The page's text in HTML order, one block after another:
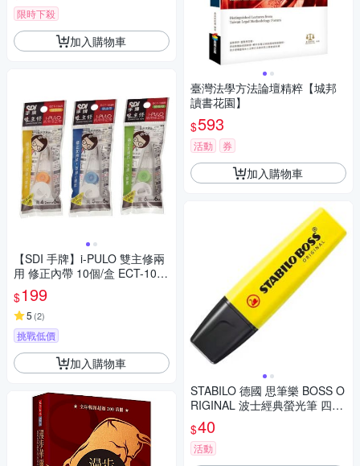
限時下殺
加入購物車
【SDI 手牌】i-PULO 雙主修兩
用 修正內帶 10個/盒 ECT-104
R、ECT-105R、ECT-106R
$199
5 (2)
挑戰低價
加入購物車
臺灣法學方法論壇精粹【城邦
讀書花園】
$593
活動 券
加入購物車
STABILO 德國 思筆樂 BOSS O
RIGINAL 波士經典螢光筆 四色
可選 /支 ST70
$40
活動